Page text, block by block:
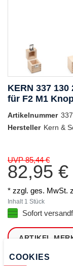
KERN 337
für F2 M1
Artikelnummer
Hersteller Kern &
UVP 85,44 €
82,95 €
* zzgl. ges. MwSt.
Inhalt 1 Stück
Sofort
ARTIKEL
COOKIES